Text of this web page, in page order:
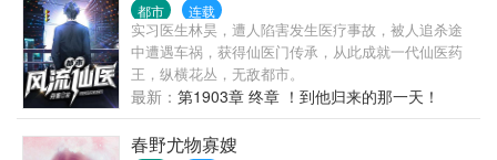
都市 连载
实习医生林昊，遭人陷害发生医疗事故，被人追杀途
中遭遇车祸，获得仙医门传承，从此成就一代仙医药
王，纵横花丛，无敌都市。
最新： 第1903章 终章 ！到他归来的那一天！
春野尤物寡嫂